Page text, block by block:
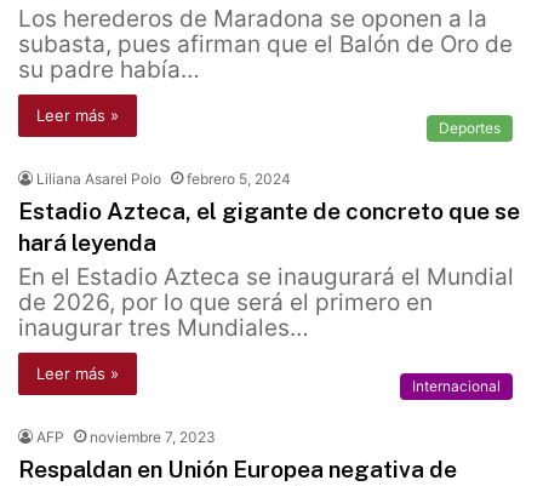
Los herederos de Maradona se oponen a la
subasta, pues afirman que el Balón de Oro de
su padre había…
Leer más »
Deportes
Liliana Asarel Polo febrero 5, 2024
Estadio Azteca, el gigante de concreto que se
hará leyenda
En el Estadio Azteca se inaugurará el Mundial
de 2026, por lo que será el primero en
inaugurar tres Mundiales…
Leer más »
Internacional
AFP noviembre 7, 2023
Respaldan en Unión Europea negativa de